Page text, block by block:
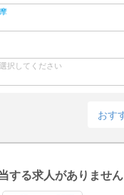
択してください
する求人がありません